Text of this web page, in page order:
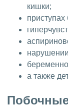
кишки;
а также